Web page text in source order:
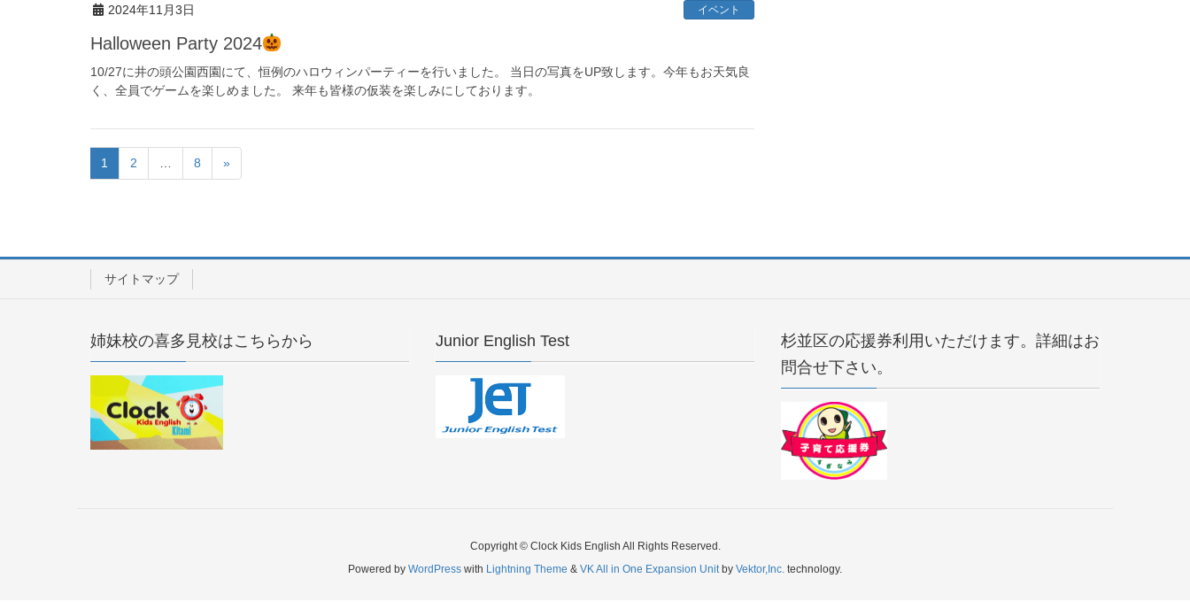
2024年11月3日 イベント
Halloween Party 2024
10/27に井の頭公園西園にて、恒例のハロウィンパーティーを行いました。 当日の写真をUP致します。今年もお天気良
く、全員でゲームを楽しめました。 来年も皆様の仮装を楽しみにしております。
1 2 8 »
サイトマップ
姉妹校の喜多見校はこちらから Junior English Test
杉並区の応援券利用いただけます。詳細はお
問合せ下さい。
Copyright © Clock Kids English All Rights Reserved.
Powered by WordPress with Lightning Theme & VK All in One Expansion Unit by Vektor,Inc. technology.